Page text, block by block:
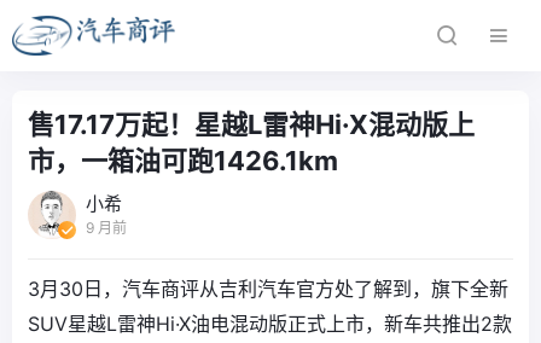
售17.17万起！星越L雷神Hi·X混动版上
市，一箱油可跑1426.1km
小希
9 月前
3月30日，汽车商评从吉利汽车官方处了解到，旗下全新
SUV星越L雷神Hi·X油电混动版正式上市，新车共推出2款